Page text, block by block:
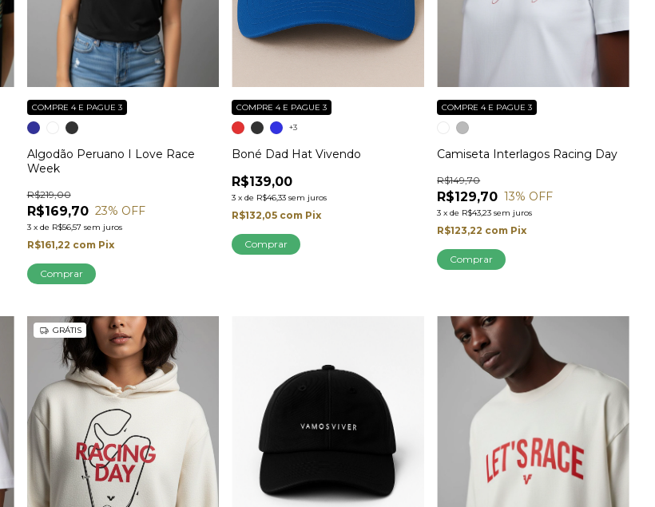
Algodão Peruano I Love Race
Week
R$169,70
R$219,00
23% OFF
3 x de R$56,57 sem juros
COMPRE 4 E PAGUE 3
R$161,22 com Pix
Comprar
Boné Dad Hat Vivendo
R$139,00
3 xde R$46,33 sem juros
COMPRE 4 E PAGUE 3
R$132,05 com Pix
+3
Comprar
Camiseta Interlagos Racing Day
R$129,70
R$149,70
13% OFF
3 xde R$43,23 sem juros
COMPRE 4 E PAGUE 3
R$123,22 com Pix
Comprar
GRÁTIS